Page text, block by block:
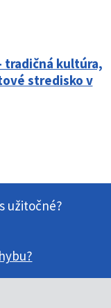
tradičná kultúra,
stredisko v
užitočné?